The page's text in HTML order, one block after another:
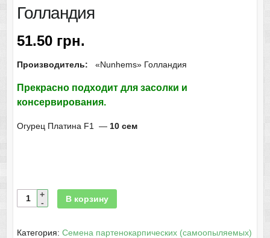
Голландия
51.50 грн.
Производитель: «Nunhems» Голландия
Прекрасно подходит для засолки и
консервирования.
Огурец Платина F1 — 10 сем
В корзину
Категория: Семена партенокарпических (самоопыляемых)